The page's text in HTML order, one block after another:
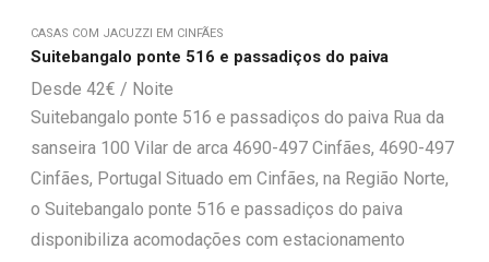
CASAS COM JACUZZI EM CINFÃES
Suitebangalo ponte 516 e passadiços do paiva
42€
Suitebangalo ponte 516 e passadiços do paiva Rua da
sanseira 100 Vilar de arca 4690-497 Cinfães, 4690-497
Cinfães, Portugal Situado em Cinfães, na Região Norte,
o Suitebangalo ponte 516 e passadiços do paiva
disponibiliza acomodações com estacionamento